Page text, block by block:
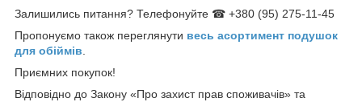
Залишились питання? Телефонуйте ☎ +380 (95) 275-11-45
Пропонуємо також переглянути весь асортимент подушок
для обіймів.
Приємних покупок!
Відповідно до Закону «Про захист прав споживачів» та